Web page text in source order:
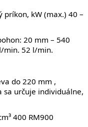
príkon, kW (max.) 40 –
20 mm – 540
min. 52 l/min.
do 220 mm ,
určuje individuálne,
400 RM900